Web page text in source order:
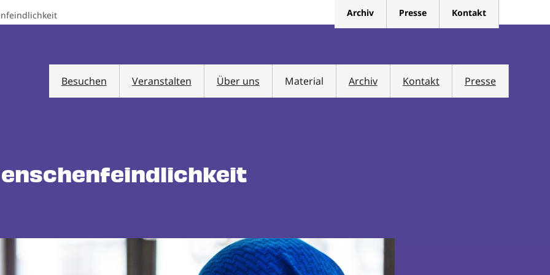
Archiv Presse Kontakt
Besuchen Veranstalten Über uns Material Archiv Kontakt Presse